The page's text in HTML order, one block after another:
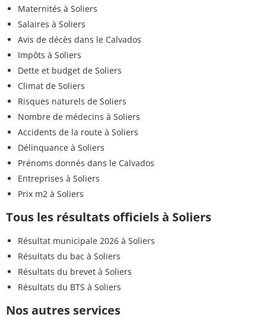
Maternités à Soliers
Salaires à Soliers
Avis de décès dans le Calvados
Impôts à Soliers
Dette et budget de Soliers
Climat de Soliers
Risques naturels de Soliers
Nombre de médecins à Soliers
Accidents de la route à Soliers
Délinquance à Soliers
Prénoms donnés dans le Calvados
Entreprises à Soliers
Prix m2 à Soliers
Tous les résultats officiels à Soliers
Résultat municipale 2026 à Soliers
Résultats du bac à Soliers
Résultats du brevet à Soliers
Résultats du BTS à Soliers
Nos autres services